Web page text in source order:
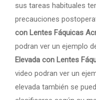
sus tareas habituales
precauciones
con Lentes Fáquicas
podran ver un ejemplo
Elevada con Lentes
video podran ver un
elevada también se